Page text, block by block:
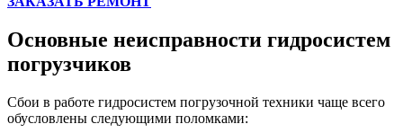
Основные неисправности гидросистем
погрузчиков
Сбои в работе гидросистем погрузочной техники чаще всего
обусловлены следующими поломками: